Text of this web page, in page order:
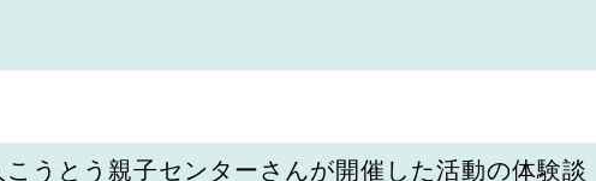
うとう親子センターさんが開催した活動の体験談